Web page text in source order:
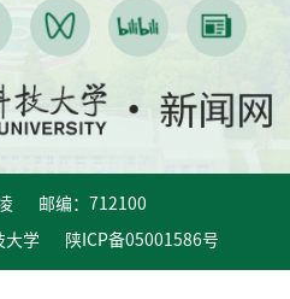
凌 邮编：712100
大学 陕ICP备05001586号